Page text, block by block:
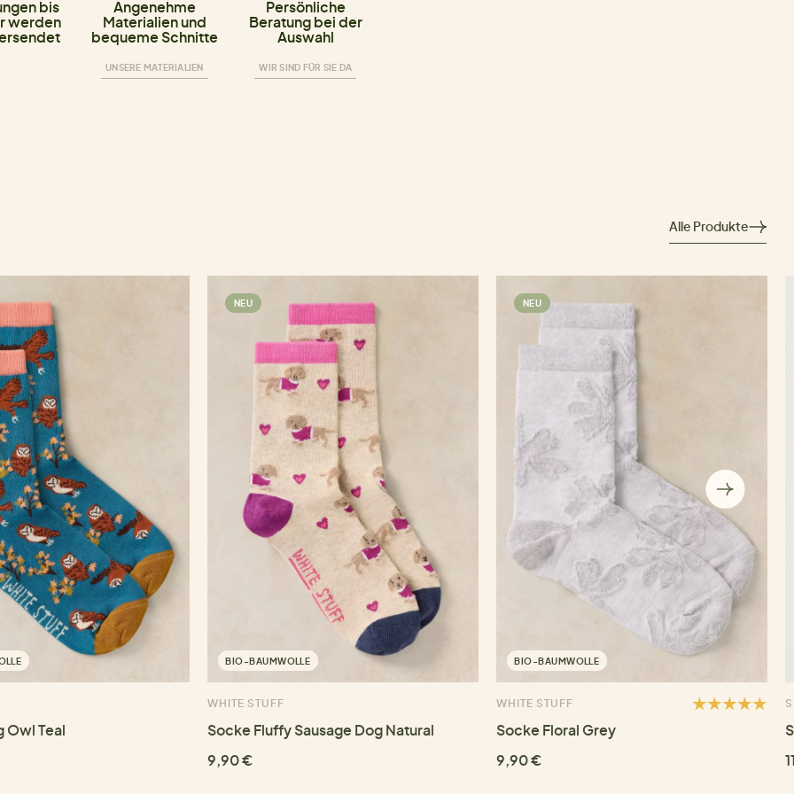
bis
werden
Angenehme
Materialien und
bequeme Schnitte
UNSERE MATERIALIEN
Persönliche
Beratung bei der
Auswahl
WIR SIND FÜR SIE DA
Alle Produkte
Owl Teal
NEU
BIO-BAUMWOLLE
WHITE STUFF
Socke Fluffy Sausage Dog Natural
9,90 €
NEU
BIO-BAUMWOLLE
WHITE STUFF
Socke Floral Grey
9,90 €